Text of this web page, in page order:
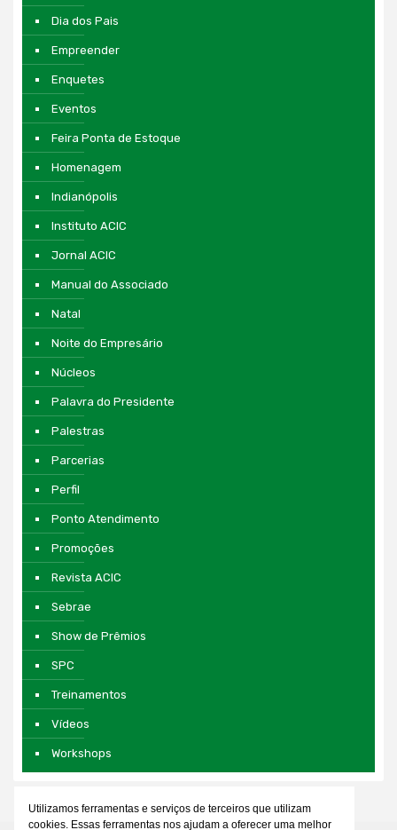
Dia dos Pais
Empreender
Enquetes
Eventos
Feira Ponta de Estoque
Homenagem
Indianópolis
Instituto ACIC
Jornal ACIC
Manual do Associado
Natal
Noite do Empresário
Núcleos
Palavra do Presidente
Palestras
Parcerias
Perfil
Ponto Atendimento
Promoções
Revista ACIC
Sebrae
Show de Prêmios
SPC
Treinamentos
Vídeos
Workshops
Utilizamos ferramentas e serviços de terceiros que utilizam
cookies. Essas ferramentas nos ajudam a oferecer uma melhor